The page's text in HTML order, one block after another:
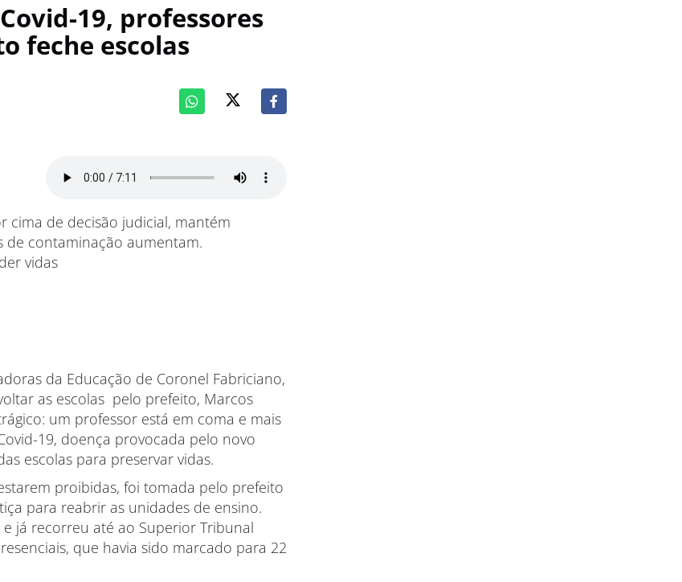
19, professores
feche escolas
cima de decisão judicial, mantém
de contaminação aumentam.
vidas
da Educação de Coronel Fabriciano,
as escolas pelo prefeito, Marcos
um professor está em coma e mais
19, doença provocada pelo novo
escolas para preservar vidas.
proibidas, foi tomada pelo prefeito
para reabrir as unidades de ensino.
já recorreu até ao Superior Tribunal
que havia sido marcado para 22